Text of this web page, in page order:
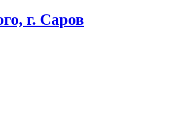
г. Саров